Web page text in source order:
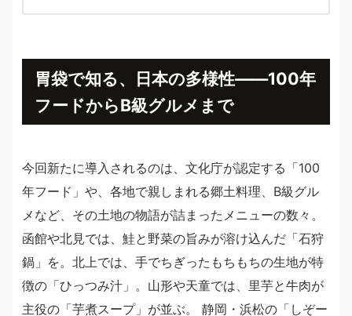
胃袋で知る、日本の多様性——100年
フードからB級グルメまで
今回新たに導入されるのは、文化庁が認定する「100
年フード」や、各地で親しまれる郷土料理、B級グル
メなど、その土地の物語が詰まったメニューの数々。
函館や北見では、鮭と野菜の旨みが溶け込んだ「石狩
鍋」を。北上では、手でちぎったもちもちの生地が特
徴の「ひっつみ汁」。山形や天童では、里芋と牛肉が
主役の「芋煮スープ」が並ぶ。 静岡・浜松の「しぞー